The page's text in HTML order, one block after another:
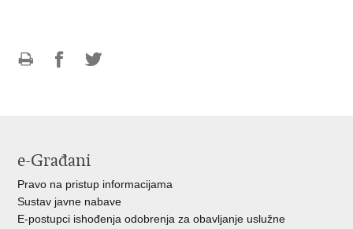
e-Građani
Pravo na pristup informacijama
Sustav javne nabave
E-postupci ishođenja odobrenja za obavljanje uslužne